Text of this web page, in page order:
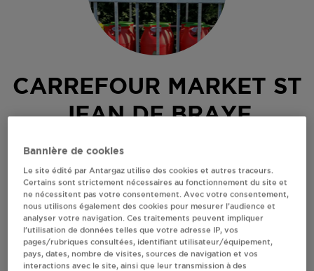
CARREFOUR MARKET ST
JEAN DE BRAYE
RUE DE LA MAIRIE
Revendeur de bouteilles de gaz
S'Y RENDRE
AFFICHER LE TÉLÉPHONE
Bannière de cookies
Le site édité par Antargaz utilise des cookies et autres traceurs.
Certains sont strictement nécessaires au fonctionnement du site et
ne nécessitent pas votre consentement. Avec votre consentement,
nous utilisons également des cookies pour mesurer l’audience et
analyser votre navigation. Ces traitements peuvent impliquer
l’utilisation de données telles que votre adresse IP, vos
pages/rubriques consultées, identifiant utilisateur/équipement,
pays, dates, nombre de visites, sources de navigation et vos
interactions avec le site, ainsi que leur transmission à des